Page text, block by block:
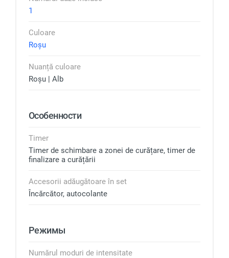
1
Culoare
Roșu
Nuanță culoare
Roșu | Alb
Особенности
Timer
Timer de schimbare a zonei de curățare, timer de
finalizare a curățării
Accesorii adăugătoare în set
Încărcător, autocolante
Режимы
Numărul moduri de intensitate